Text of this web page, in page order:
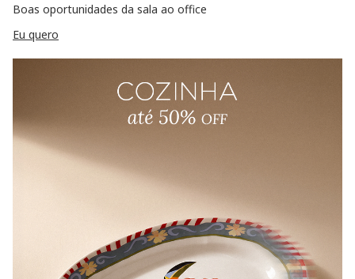
Boas oportunidades da sala ao office
Eu quero